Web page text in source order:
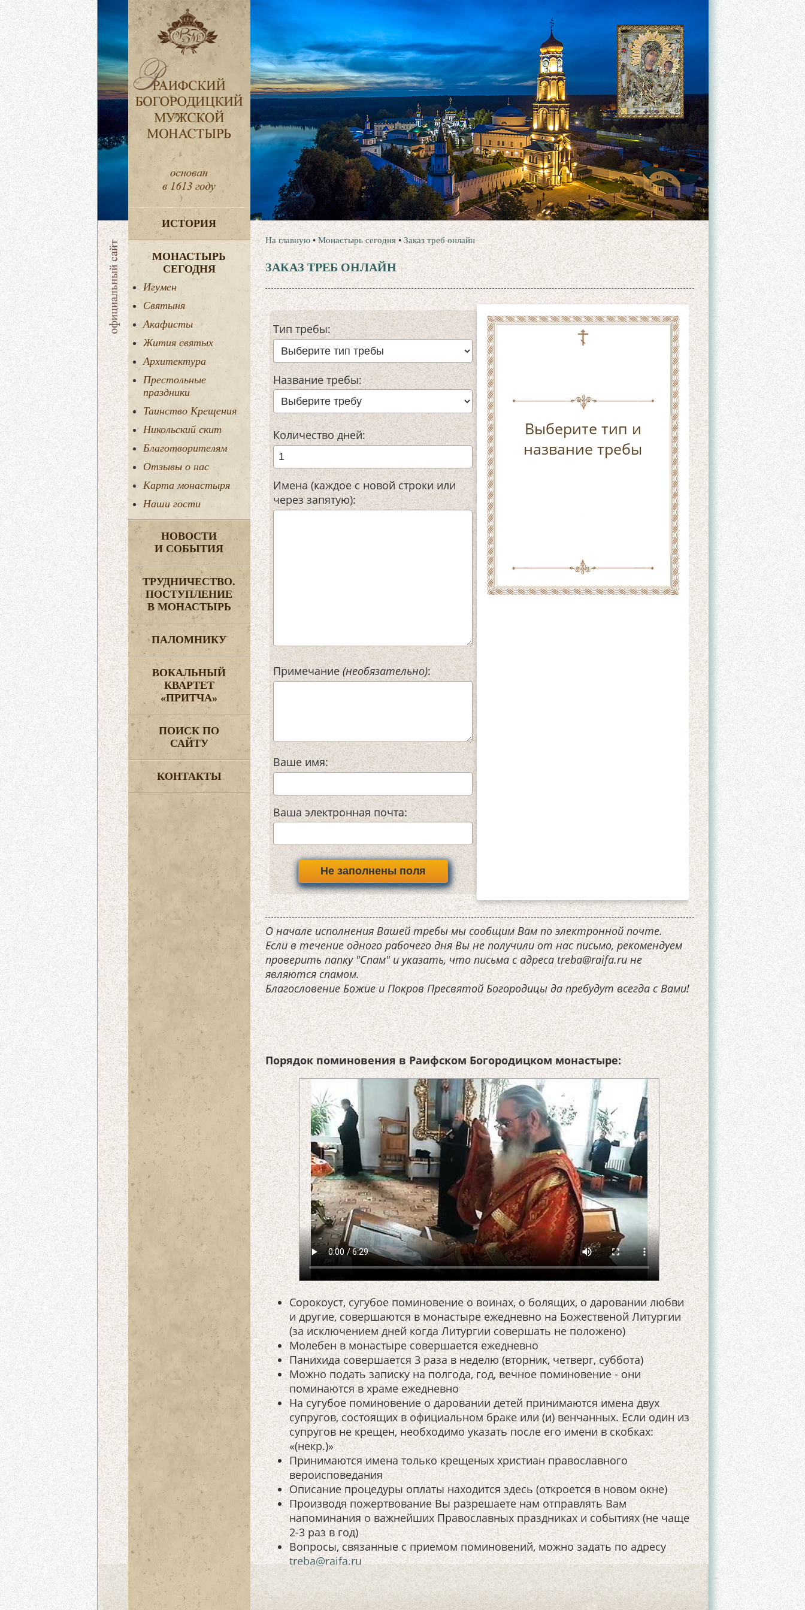
ИСТОРИЯ
МОНАСТЫРЬ
СЕГОДНЯ
Игумен
Святыня
Акафисты
Жития святых
Архитектура
Престольные
праздники
Таинство Крещения
Никольский скит
Благотворителям
Отзывы о нас
Карта монастыря
Наши гости
НОВОСТИ
И СОБЫТИЯ
ТРУДНИЧЕСТВО.
ПОСТУПЛЕНИЕ
В МОНАСТЫРЬ
ПАЛОМНИКУ
ВОКАЛЬНЫЙ
КВАРТЕТ
«ПРИТЧА»
ПОИСК ПО
САЙТУ
КОНТАКТЫ
На главную •Монастырь сегодня •Заказ треб онлайн
ЗАКАЗ ТРЕБ ОНЛАЙН
Тип требы:
Название требы:
Количество дней:
Имена (каждое с новой строки или
через запятую):
Примечание(необязательно):
Ваше имя:
Ваша электронная почта:
Выберите тип и
название требы
О начале исполнения Вашей требы мы сообщим Вам по электронной почте.
Если в течение одного рабочего дня Вы не получили от нас письмо, рекомендуем
проверить папку "Спам" и указать, что письма с адреса treba@raifa.ru не
являются спамом.
Благословение Божие и Покров Пресвятой Богородицы да пребудут всегда с Вами!
Порядок поминовения в Раифском Богородицком монастыре:
Сорокоуст, сугубое поминовение о воинах, о болящих, о даровании любви
и другие, совершаются в монастыре ежедневно на Божественой Литургии
(за исключением дней когда Литургии совершать не положено)
Молебен в монастыре совершается ежедневно
Панихида совершается 3 раза в неделю (вторник, четверг, суббота)
Можно подать записку на полгода, год, вечное поминовение - они
поминаются в храме ежедневно
На сугубое поминовение о даровании детей принимаются имена двух
супругов, состоящих в официальном браке или (и) венчанных. Если один из
супругов не крещен, необходимо указать после его имени в скобках:
«(некр.)»
Принимаются имена только крещеных христиан православного
вероисповедания
Описание процедуры оплаты находится здесь (откроется в новом окне)
Производя пожертвование Вы разрешаете нам отправлять Вам
напоминания о важнейших Православных праздниках и событиях (не чаще
2-3 раз в год)
Вопросы, связанные с приемом поминовений, можно задать по адресу
treba@raifa.ru